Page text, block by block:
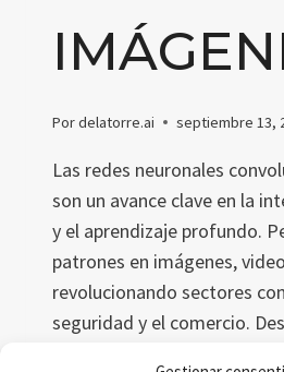
Pordelatorre.ai septiembre 13,
Las redes neuronales
son un avance clave en la
y el aprendizaje profundo.
patrones en imágenes,
revolucionando sectores
seguridad y el comercio.